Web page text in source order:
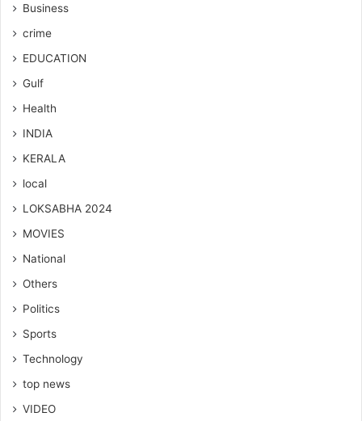
Business
crime
EDUCATION
Gulf
Health
INDIA
KERALA
local
LOKSABHA 2024
MOVIES
National
Others
Politics
Sports
Technology
top news
VIDEO